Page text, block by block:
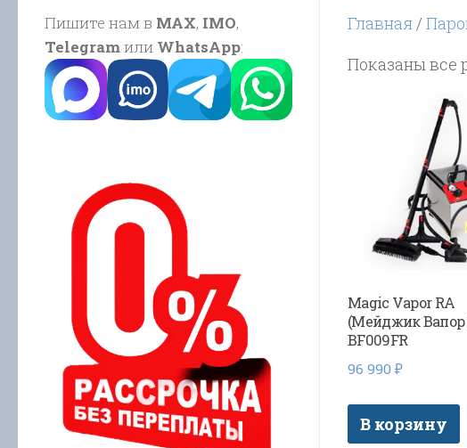
Главная/
Показаны все
Magic Vapor RA
(Мейджик Вапор
BF009FR
96 990 ₽
В корзину
Пишите нам в MAX, IMO,
Telegramили WhatsApp: